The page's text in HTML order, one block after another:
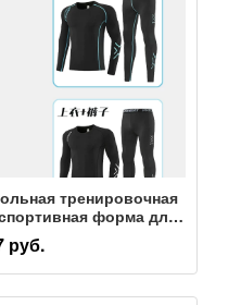
тренировочная
форма для
форма с
быстросохнущие
мальчиков и девочек
руб.